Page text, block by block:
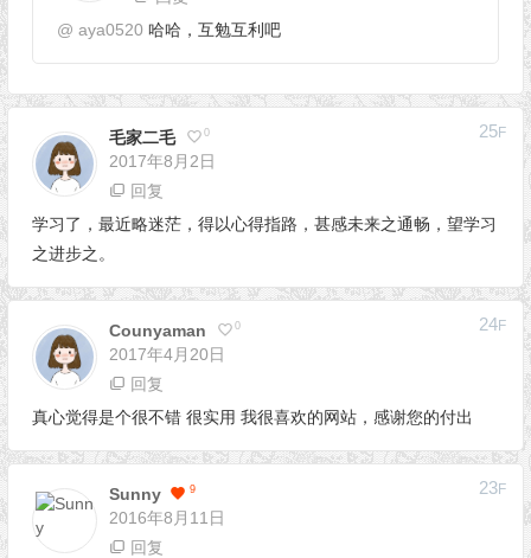
@ aya0520 哈哈，互勉互利吧
毛家二毛 0
2017年8月2日
25F
回复
学习了，最近略迷茫，得以心得指路，甚感未来之通畅，望学习
之进步之。
Counyaman 0
2017年4月20日
24F
回复
真心觉得是个很不错 很实用 我很喜欢的网站，感谢您的付出
Sunny 9
2016年8月11日
23F
回复